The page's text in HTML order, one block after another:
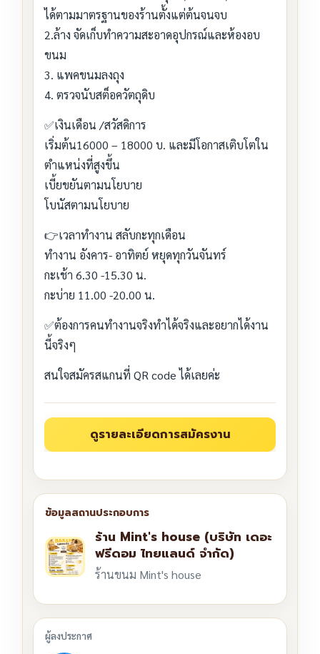
ได้ตามมาตรฐานของร้านตั้งแต่ต้นจนจบ
2.ล้าง จัดเก็บทำความสะอาดอุปกรณ์และห้องอบ
ขนม
3. แพคขนมลงถุง
4. ตรวจนับสต็อควัตถุดิบ
✅เงินเดือน /สวัสดิการ
เริ่มต้น16000 – 18000 บ. และมีโอกาสเติบโตใน
ตำแหน่งที่สูงขึ้น
เบี้ยขยันตามนโยบาย
โบนัสตามนโยบาย
👉เวลาทำงาน สลับกะทุกเดือน
ทำงาน อังคาร- อาทิตย์ หยุดทุกวันจันทร์
กะเช้า 6.30 -15.30 น.
กะบ่าย 11.00 -20.00 น.
✅ต้องการคนทำงานจริงทำได้จริงและอยากได้งาน
นี้จริงๆ
สนใจสมัครสแกนที่ QR code ได้เลยค่ะ
ร้าน Mint's house (บริษัท เดอะ
ฟรีดอม ไทยแลนด์ จำกัด)
ร้านขนม Mint's house